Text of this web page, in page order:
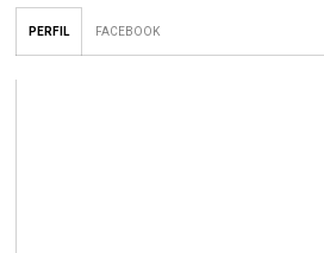
PERFIL FACEBOOK